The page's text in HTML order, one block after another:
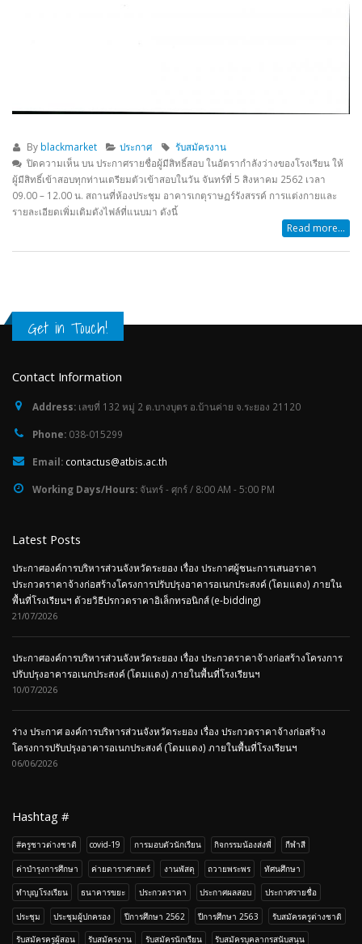
By blackmarket ประกาศ
รับสมัครงาน
ปิดความเห็นบน ประกาศรายชื่อผู้มีสิทธิ์สอบ ในอัตรากำลังว่างของโรงเรียน ให้
ผู้มีสิทธิ์เข้าสอบทุกท่านเตรียมตัวเข้าสอบในวัน จันทร์ที่ 5 สิงหาคม 2562 เวลา
09.00 – 12.00 น. สถานที่ห้องประชุม อาคารเกตุราษฏร์รังสรรค์ การแต่งกายและ
รายละเอียดเพิ่มเติมดังไฟล์ที่แนบมา ดังนี้
Read more...
Get in Touch!
Contact Information
Address: เลขที่ 132 หมู่ 2 ต.บางบุตร อ.บ้านค่าย จ.ระยอง 21120
Phone: 038-015299
Email: contactus@atbis.ac.th
Working Days/Hours: จันทร์ - ศุกร์ / 8:00 AM - 5:00 PM
Latest Posts
ประกาศองค์การบริหารส่วนจังหวัดระยอง เรื่อง ประกาศผู้ชนะการเสนอราคา
ประกวดราคาจ้างก่อสร้างโครงการปรับปรุงอาคารอเนกประสงค์ (โดมแดง) ภายใน
พื้นที่โรงเรียนฯ ด้วยวิธีปรกวดราคาอิเล็กทรอนิกส์ (e-bidding)
21/07/2026
ประกาศองค์การบริหารส่วนจังหวัดระยอง เรื่อง ประกวดราคาจ้างก่อสร้างโครงการ
ปรับปรุงอาคารอเนกประสงค์ (โดมแดง) ภายในพื้นที่โรงเรียนฯ
10/07/2026
ร่าง ประกาศ องค์การบริหารส่วนจังหวัดระยอง เรื่อง ประกวดราคาจ้างก่อสร้าง
โครงการปรับปรุงอาคารอเนกประสงค์ (โดมแดง) ภายในพื้นที่โรงเรียนฯ
06/06/2026
Hashtag #
#ครูชาวต่างชาติ covid-19 การมอบตัวนักเรียน กิจกรรมน้องส่งพี่ กีฬาสี
ค่าบำรุงการศึกษา ค่ายดาราศาสตร์ งานพัสดุ ถวายพระพร ทัศนศึกษา
ทำบุญโรงเรียน ธนาคารขยะ ประกวดราคา ประกาศผลสอบ ประกาศรายชื่อ
ประชุม ประชุมผู้ปกครอง ปีการศึกษา 2562 ปีการศึกษา 2563 รับสมัครครูต่างชาติ
รับสมัครครูผู้สอน รับสมัครงาน รับสมัครนักเรียน รับสมัครบุคลากรสนับสนุน